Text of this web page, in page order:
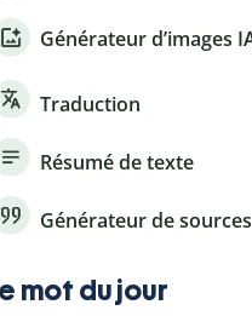
Générateur d’images
Traduction
Résumé de texte
Générateur de sources
mot du jour